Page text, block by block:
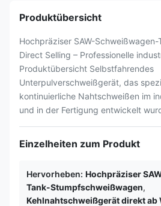
Produktübersicht
Hochpräziser SAW-
Direct Selling – Professionelle
Produktübersicht Selbstfahrendes
Unterpulverschweißgerät, das
kontinuierliche Nahtschweißen im
und in der Fertigung entwickelt
Einzelheiten zum Produkt
Hervorheben: Hochpräziser
Tank-Stumpfschweißwagen,
Kehlnahtschweißgerät direkt ab